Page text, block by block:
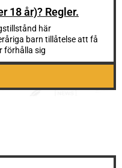
18 år)? Regler.
här
barn tillåtelse att få
förhålla sig